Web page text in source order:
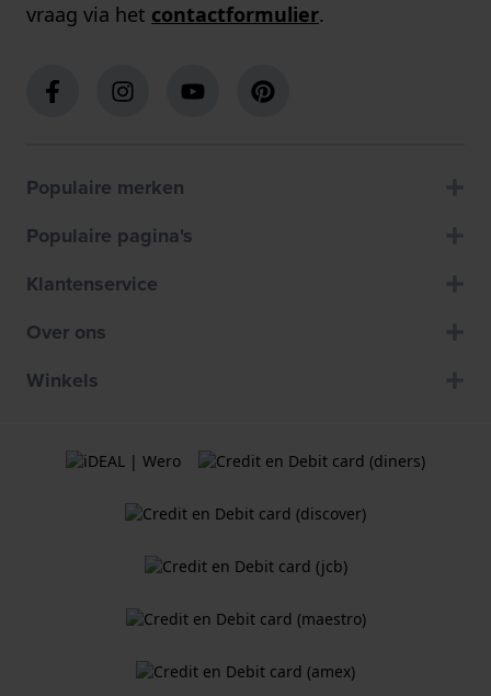
vraag via het contactformulier.
Populaire merken
Populaire pagina's
Klantenservice
Over ons
Winkels